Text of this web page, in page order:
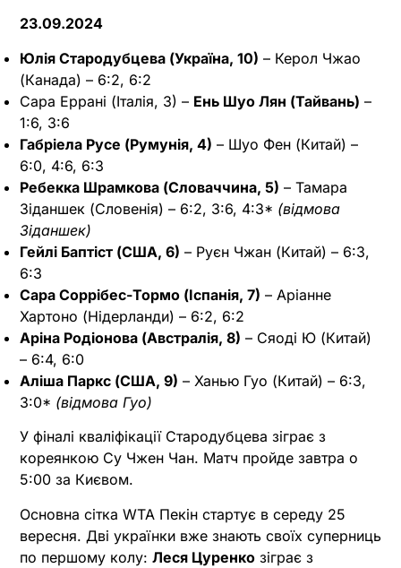
23.09.2024
Юлія Стародубцева (Україна, 10) – Керол Чжао
(Канада) – 6:2, 6:2
Сара Еррані (Італія, 3) – Ень Шуо Лян (Тайвань) –
1:6, 3:6
Габріела Русе (Румунія, 4) – Шуо Фен (Китай) –
6:0, 4:6, 6:3
Ребекка Шрамкова (Словаччина, 5) – Тамара
Зіданшек (Словенія) – 6:2, 3:6, 4:3* (відмова
Зіданшек)
Гейлі Баптіст (США, 6) – Руєн Чжан (Китай) – 6:3,
6:3
Сара Соррібес-Тормо (Іспанія, 7) – Аріанне
Хартоно (Нідерланди) – 6:2, 6:2
Аріна Родіонова (Австралія, 8) – Сяоді Ю (Китай)
– 6:4, 6:0
Аліша Паркс (США, 9) – Ханью Гуо (Китай) – 6:3,
3:0* (відмова Гуо)
У фіналі кваліфікації Стародубцева зіграє з
кореянкою Су Чжен Чан. Матч пройде завтра о
5:00 за Києвом.
Основна сітка WTA Пекін стартує в середу 25
вересня. Дві українки вже знають своїх суперниць
по першому колу: Леся Цуренко зіграє з